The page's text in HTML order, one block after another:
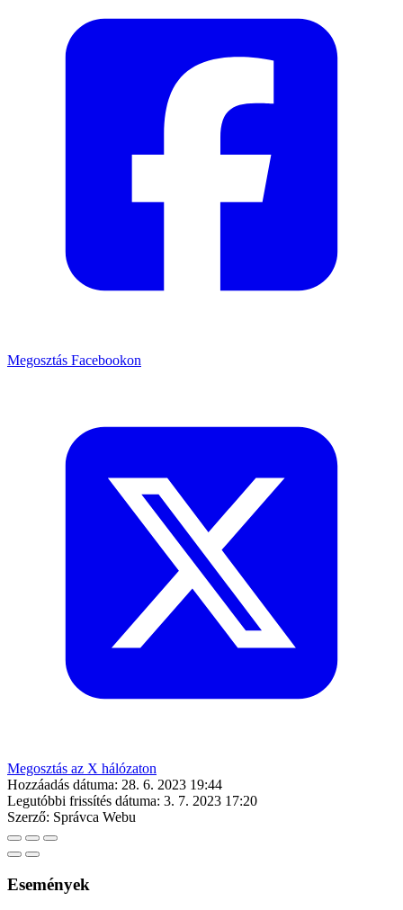
Megosztás Facebookon
Megosztás az X hálózaton
Hozzáadás dátuma: 28. 6. 2023 19:44
Legutóbbi frissítés dátuma: 3. 7. 2023 17:20
Szerző: Správca Webu
Események